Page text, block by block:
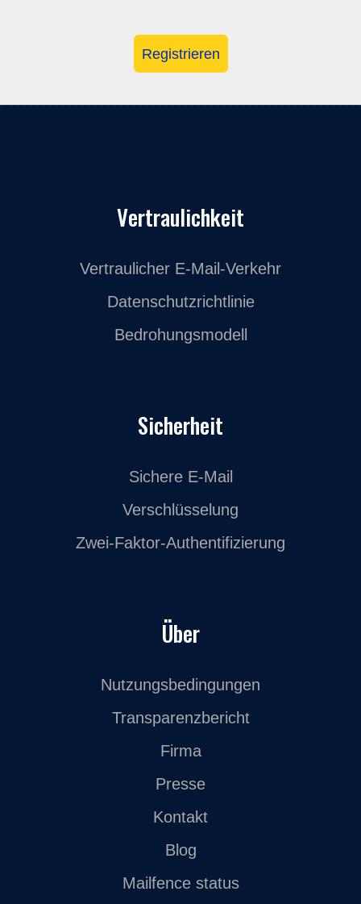
Registrieren
Vertraulichkeit
Vertraulicher E-Mail-Verkehr
Datenschutzrichtlinie
Bedrohungsmodell
Sicherheit
Sichere E-Mail
Verschlüsselung
Zwei-Faktor-Authentifizierung
Über
Nutzungsbedingungen
Transparenzbericht
Firma
Presse
Kontakt
Blog
Mailfence status